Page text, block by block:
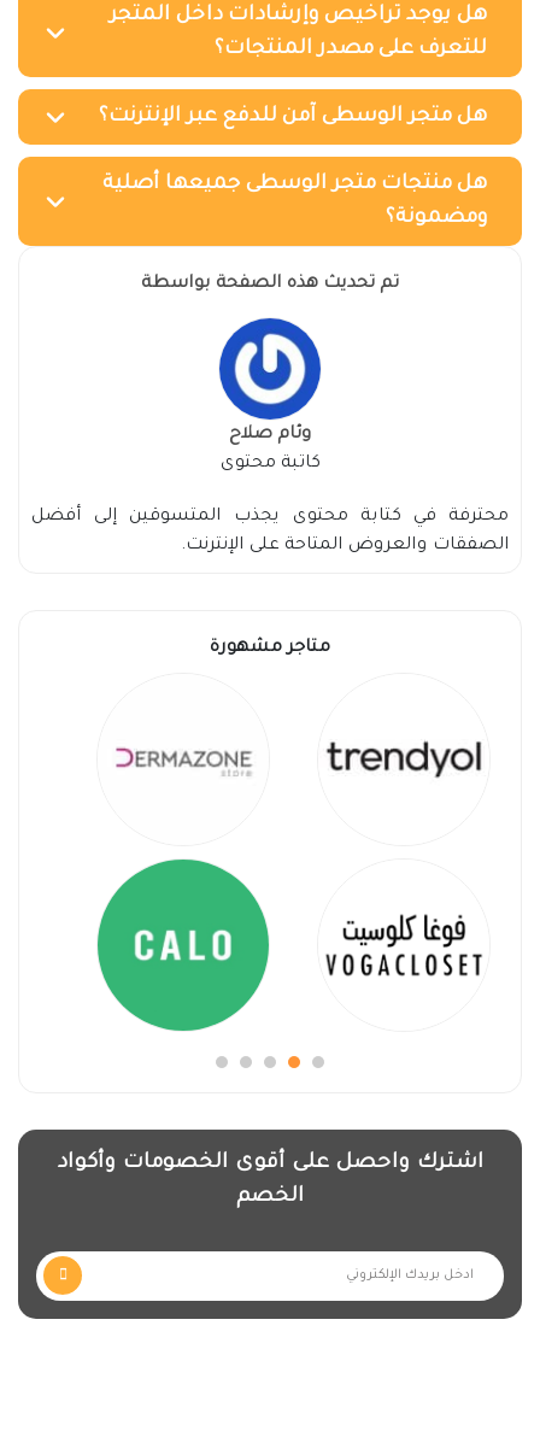
هل يوجد تراخيص وإرشادات داخل المتجر
للتعرف على مصدر المنتجات؟
هل متجر الوسطى آمن للدفع عبر الإنترنت؟
هل منتجات متجر الوسطى جميعها أصلية
ومضمونة؟
تم تحديث هذه الصفحة بواسطة
وئام صلاح
كاتبة محتوى
محترفة في كتابة محتوى يجذب المتسوقين إلى أفضل
الصفقات والعروض المتاحة على الإنترنت.
متاجر مشهورة
اشترك واحصل على أقوى الخصومات وأكواد
الخصم